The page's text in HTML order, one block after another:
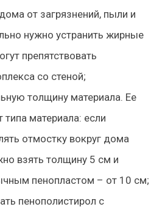
от загрязнений, пыли и
нужно устранить жирные
препятствовать
со стеной;
толщину материала. Ее
типа материала: если
отмостку вокруг дома
взять толщину 5 см и
пенопластом – от 10 см;
пенополистирол с